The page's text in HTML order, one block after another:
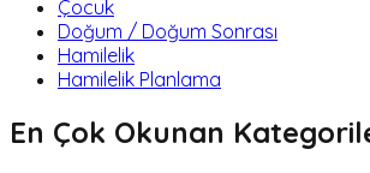
Çocuk
Doğum / Doğum Sonrası
Hamilelik
Hamilelik Planlama
En Çok Okunan